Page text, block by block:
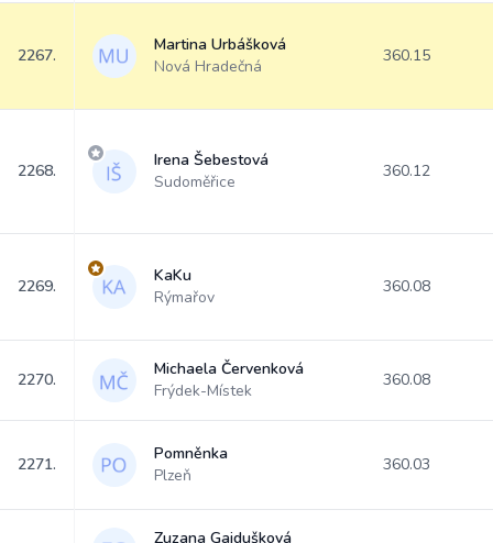
2267.
Martina Urbášková
Nová Hradečná
360.15
2268.
Irena Šebestová
Sudoměřice
360.12
2269.
KaKu
Rýmařov
360.08
2270.
Michaela Červenková
Frýdek-Místek
360.08
2271.
Pomněnka
Plzeň
360.03
Zuzana Gajdušková